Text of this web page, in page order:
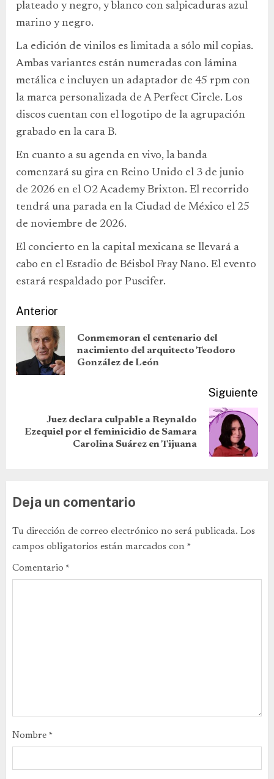
plateado y negro, y blanco con salpicaduras azul
marino y negro.
La edición de vinilos es limitada a sólo mil copias.
Ambas variantes están numeradas con lámina
metálica e incluyen un adaptador de 45 rpm con
la marca personalizada de A Perfect Circle. Los
discos cuentan con el logotipo de la agrupación
grabado en la cara B.
En cuanto a su agenda en vivo, la banda
comenzará su gira en Reino Unido el 3 de junio
de 2026 en el O2 Academy Brixton. El recorrido
tendrá una parada en la Ciudad de México el 25
de noviembre de 2026.
El concierto en la capital mexicana se llevará a
cabo en el Estadio de Béisbol Fray Nano. El evento
estará respaldado por Puscifer.
Anterior
Conmemoran el centenario del
nacimiento del arquitecto Teodoro
González de León
Siguiente
Juez declara culpable a Reynaldo
Ezequiel por el feminicidio de Samara
Carolina Suárez en Tijuana
Deja un comentario
Tu dirección de correo electrónico no será publicada. Los
campos obligatorios están marcados con *
Comentario *
Nombre *